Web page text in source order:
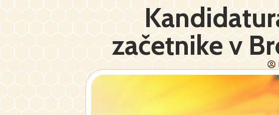
začetnike v